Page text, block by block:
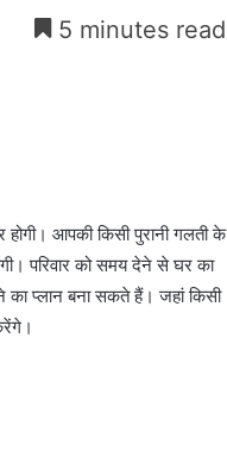
5 minutes read
आपकी किसी पुरानी गलती के
परिवार को समय देने से घर का
प्लान बना सकते हैं। जहां किसी